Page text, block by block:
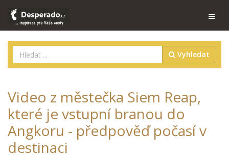
Vyhledat
Video z městečka Siem Reap,
které je vstupní branou do
Angkoru - předpověď počasí v
destinaci